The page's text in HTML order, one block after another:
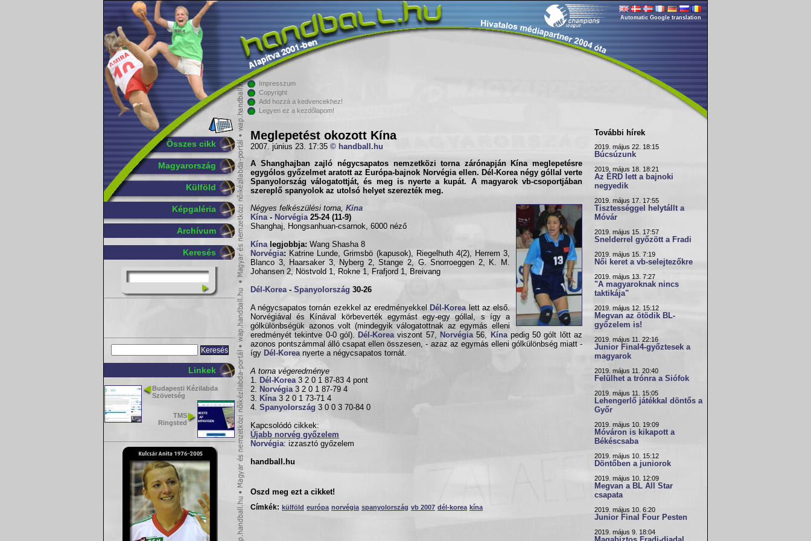
Összes cikk
Magyarország
Külföld
Képgaléria
Archívum
Keresés
Linkek
Budapesti Kézilabda
Szövetség
TMS
Ringsted
Automatic Google translation
Impresszum
Copyright
Add hozzá a kedvencekhez!
Legyen ez a kezdőlapom!
Meglepetést okozott Kína
2007. június 23. 17:35 © handball.hu
A Shanghajban zajló négycsapatos nemzetközi torna zárónapján Kínameglepetésre
egygólos győzelmet aratott az Európa-bajnok Norvégiaellen. Dél-Koreanégy góllal verte
Spanyolország válogatottját, és meg is nyerte a kupát. A magyarok vb-csoportjában
szereplő spanyolok az utolsó helyet szerezték meg.
Négyes felkészülési torna, Kína
Kína - Norvégia 25-24 (11-9)
Shanghaj, Hongsanhuan-csarnok, 6000 néző
Kína legjobbja: Wang Shasha 8
Norvégia: Katrine Lunde, Grimsbö (kapusok), Riegelhuth 4(2), Herrem 3,
Blanco 3, Haarsaker 3, Nyberg 2, Stange 2, G. Snorroeggen 2, K. M.
Johansen 2, Nöstvold 1, Rokne 1, Frafjord 1, Breivang
Dél-Korea - Spanyolország 30-26
A négycsapatos tornán ezekkel az eredményekkel Dél-Korea lett az első.
Norvégiával és Kínával körbeverték egymást egy-egy góllal, s így a
gólkülönbségük azonos volt (mindegyik válogatottnak az egymás elleni
eredményét tekintve 0-0 gól).
Dél-Korea viszont 57, Norvégia 56, Kínapedig 50 gólt lőtt az
azonos pontszámmal álló csapat ellen összesen, - azaz az egymás elleni gólkülönbség miatt -
így Dél-Korea nyerte a négycsapatos tornát.
A torna végeredménye
1.
Dél-Korea 3 2 0 1 87-83 4 pont
2.
Norvégia 3 2 0 1 87-79 4
3.
Kína 3 2 0 1 73-71 4
4. Spanyolország 3 0 0 3 70-84 0
Kapcsolódó cikkek:
Újabb norvég győzelem
Norvégia: izzasztó győzelem
handball.hu
Oszd meg ezt a cikket!
Címkék: külföld európa norvégia spanyolország vb 2007 dél-korea kína
További hírek
2019. május 22. 18:15
Búcsúzunk
2019. május 18. 18:21
Az ÉRD lett a bajnoki
negyedik
2019. május 17. 17:55
Tisztességgel helytállt a
Móvár
2019. május 15. 17:57
Snelderrel győzött a Fradi
2019. május 15. 7:19
Női keret a vb-selejtezőkre
2019. május 13. 7:27
"A magyaroknak nincs
taktikája"
2019. május 12. 15:12
Megvan az ötödik BL-
győzelem is!
2019. május 11. 22:16
Junior Final4-győztesek a
magyarok
2019. május 11. 20:40
Felülhet a trónra a Siófok
2019. május 11. 15:05
Lehengerlő játékkal döntős a
Győr
2019. május 10. 19:09
Móváron is kikapott a
Békéscsaba
2019. május 10. 15:12
Döntőben a juniorok
2019. május 10. 12:09
Megvan a BL All Star
csapata
2019. május 10. 6:20
Junior Final Four Pesten
2019. május 9. 18:04